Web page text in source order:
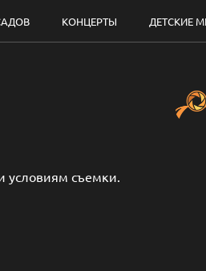
КОНЦЕРТЫ ДЕТСКИЕ
условиям съемки.